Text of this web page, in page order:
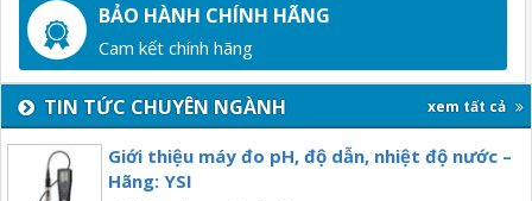
BẢO HÀNH CHÍNH HÃNG
Cam kết chính hãng
TIN TỨC CHUYÊN NGÀNH xem tất cả
Giới thiệu máy đo pH, độ dẫn, nhiệt độ nước –
Hãng: YSI